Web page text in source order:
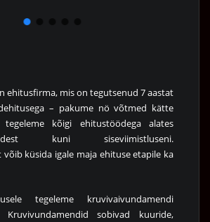
ehitusfirma, mis on tegutsenud 7 aastat
– pakume nö võtmed kätte
kõigi ehitustöödega alates
kuni siseviimistluseni.
küsida igale maja ehituse etapile ka
tegeleme kruvivaivundamendi
Kruvivundamendid sobivad kuuride,